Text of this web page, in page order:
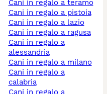
cani in regalo a teramo
cani in regalo a pistoia
cani in regalo a lazio
cani in regalo a ragusa
cani in regalo a
alessandria
cani in regalo a milano
cani in regalo a
calabria